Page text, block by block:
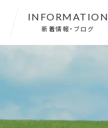
INFORMATION
新着情報・ブログ